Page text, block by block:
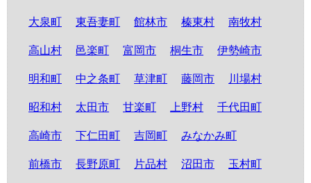
大泉町 東吾妻町 館林市 榛東村 南牧村
高山村 邑楽町 富岡市 桐生市 伊勢崎市
明和町 中之条町 草津町 藤岡市 川場村
昭和村 太田市 甘楽町 上野村 千代田町
高崎市 下仁田町 吉岡町 みなかみ町
前橋市 長野原町 片品村 沼田市 玉村町